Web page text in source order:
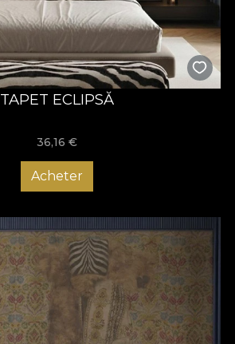
TAPET ECLIPSĂ
36,16 €
Acheter